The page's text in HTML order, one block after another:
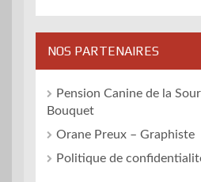
NOS PARTENAIRES
Pension Canine de la
Bouquet
Orane Preux – Graphiste
Politique de